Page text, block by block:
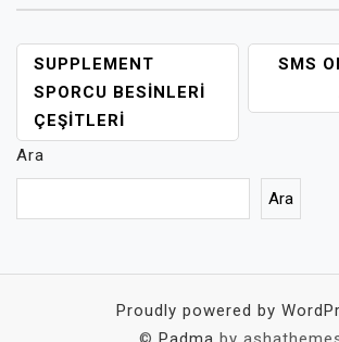
YAZI
GEZINMESI
SUPPLEMENT
SPORCU BESINLERI
ÇEŞITLERI
SMS
Ara
Ara
Proudly powered by